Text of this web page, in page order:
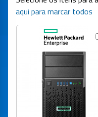
aqui para marcar todos